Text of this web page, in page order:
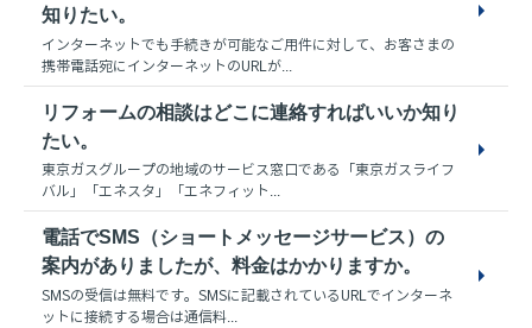
知りたい。
インターネットでも手続きが可能なご用件に対して、お客さまの
携帯電話宛にインターネットのURLが...
リフォームの相談はどこに連絡すればいいか知り
たい。
東京ガスグループの地域のサービス窓口である「東京ガスライフ
バル」「エネスタ」「エネフィット...
電話でSMS（ショートメッセージサービス）の
案内がありましたが、料金はかかりますか。
SMSの受信は無料です。SMSに記載されているURLでインターネ
ットに接続する場合は通信料...